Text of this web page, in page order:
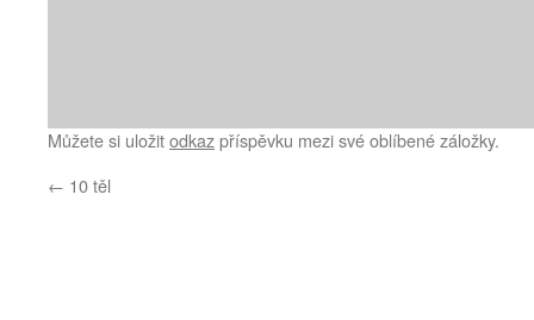
Můžete si uložitodkazpříspěvku mezi své oblíbené záložky.
← 10 těl